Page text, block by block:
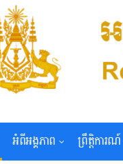
អំពីអង្គភាព ព្រឹត្តិការណ៍